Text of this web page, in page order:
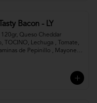
Bacon - LY
Queso Cheddar
TOCINO, Lechuga , Tomate,
de Pepinillo , Mayonesa